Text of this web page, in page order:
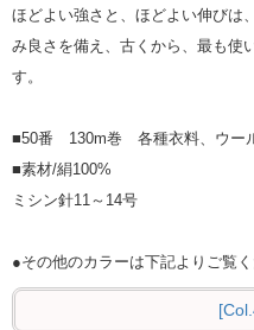
ほどよい強さと、ほどよい伸びは
み良さを備え、古くから、最も使
す。
■50番 130m巻 各種衣料、ウー
■素材/絹100%
ミシン針11～14号
●その他のカラーは下記よりご覧く